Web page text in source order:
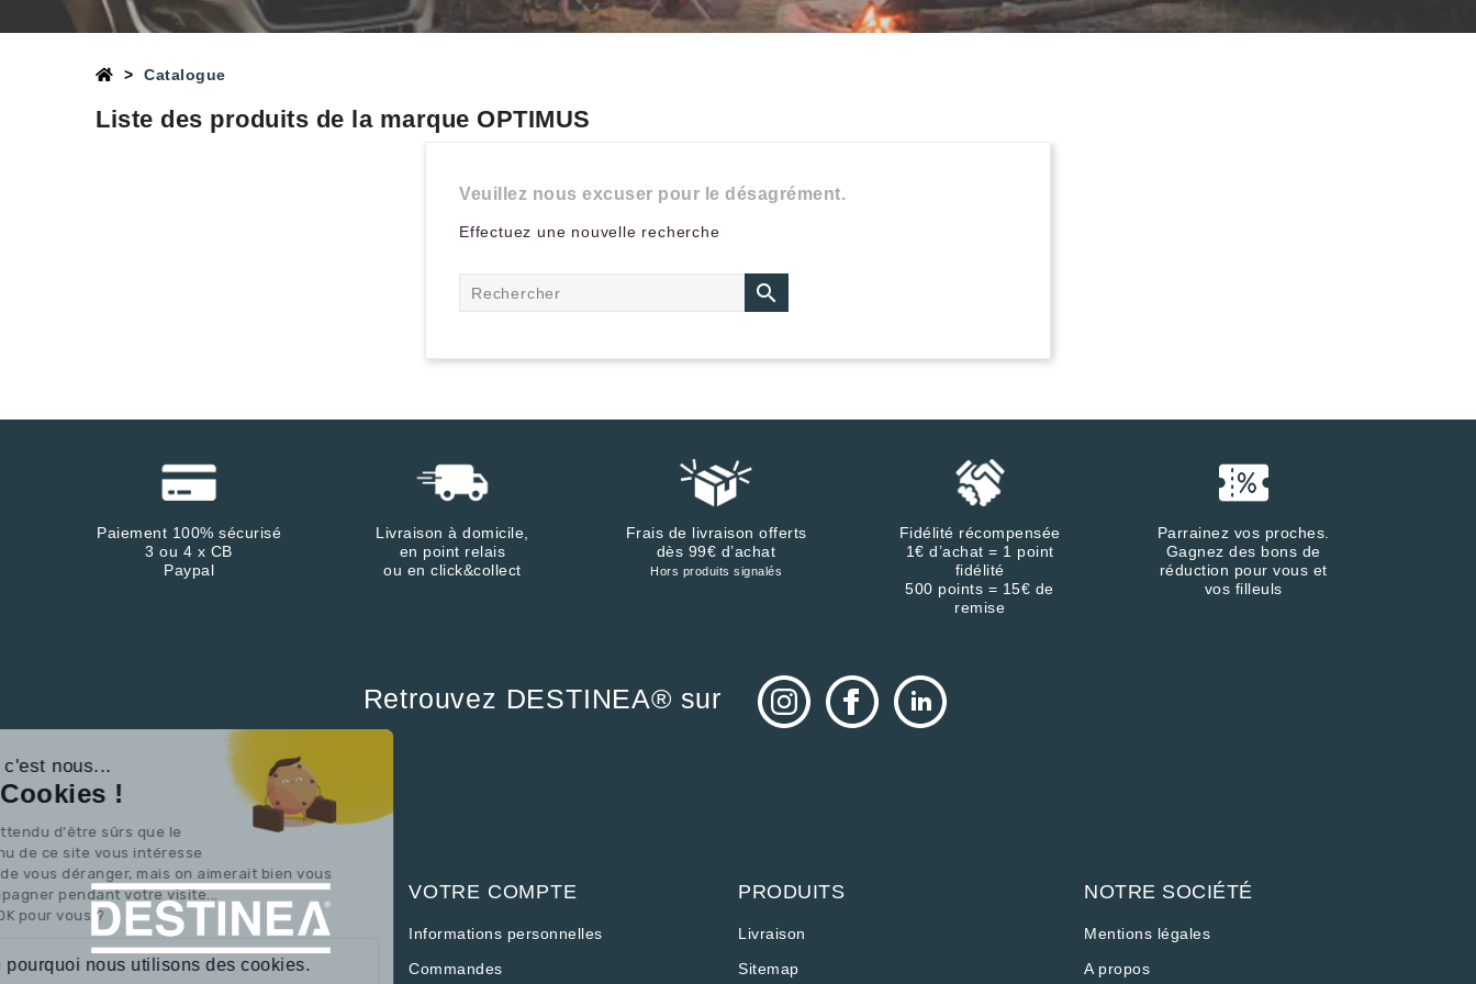
Salut c'est nous...
les Cookies !
On a attendu d'être sûrs que le
contenu de ce site vous intéresse
avant de vous déranger, mais on aimerait bien vous
accompagner pendant votre visite...
C'est OK pour vous ?
Voici pourquoi nous utilisons des cookies.
Catalogue
Liste des produits de la marque OPTIMUS
Veuillez nous excuser pour le désagrément.
Effectuez une nouvelle recherche

Paiement 100% sécurisé
3 ou 4 x CB
Paypal
Livraison à domicile,
en point relais
ou en click&collect
Frais de livraison offerts
dès 99€ d’achat
Hors produits signalés
Fidélité récompensée
1€ d’achat = 1 point
fidélité
500 points = 15€ de
remise
Parrainez vos proches.
Gagnez des bons de
réduction pour vous et
vos filleuls
Retrouvez DESTINEA® sur
VOTRE COMPTE
Informations personnelles
Commandes
PRODUITS
Livraison
Sitemap
NOTRE SOCIÉTÉ
Mentions légales
A propos